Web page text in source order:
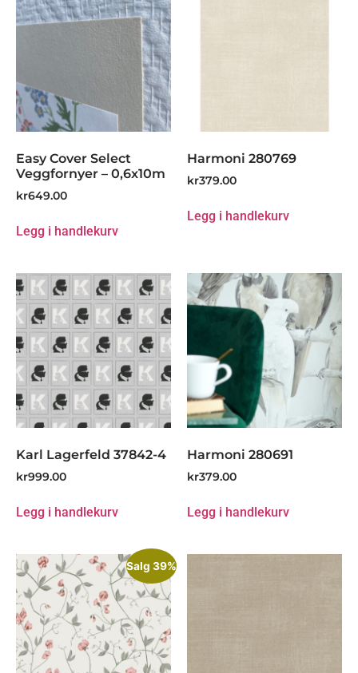
Easy Cover Select
Veggfornyer – 0,6x10m
kr649.00
Legg i handlekurv
Harmoni 280769
kr379.00
Legg i handlekurv
Karl Lagerfeld 37842-4
kr999.00
Legg i handlekurv
Harmoni 280691
kr379.00
Legg i handlekurv
Salg 39%